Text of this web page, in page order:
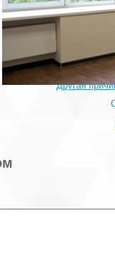
Несуществующий
Неверный
Не
Другая